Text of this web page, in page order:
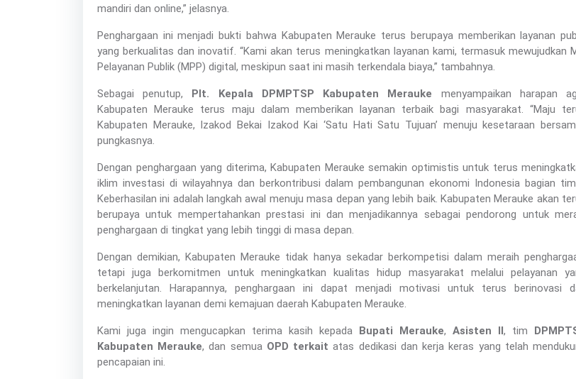
mandiri dan online,” jelasnya.
Penghargaan ini menjadi bukti bahwa Kabupaten Merauke terus berupaya memberikan layanan
yang berkualitas dan inovatif. “Kami akan terus meningkatkan layanan kami, termasuk mewujudkan
Pelayanan Publik (MPP) digital, meskipun saat ini masih terkendala biaya,” tambahnya.
Sebagai penutup, Plt. Kepala DPMPTSP Kabupaten Merauke menyampaikan harapan
Kabupaten Merauke terus maju dalam memberikan layanan terbaik bagi masyarakat. “Maju
Kabupaten Merauke, Izakod Bekai Izakod Kai ‘Satu Hati Satu Tujuan’ menuju kesetaraan
pungkasnya.
Dengan penghargaan yang diterima, Kabupaten Merauke semakin optimistis untuk terus
iklim investasi di wilayahnya dan berkontribusi dalam pembangunan ekonomi Indonesia bagian
Keberhasilan ini adalah langkah awal menuju masa depan yang lebih baik. Kabupaten Merauke akan
berupaya untuk mempertahankan prestasi ini dan menjadikannya sebagai pendorong untuk
penghargaan di tingkat yang lebih tinggi di masa depan.
Dengan demikian, Kabupaten Merauke tidak hanya sekadar berkompetisi dalam meraih
tetapi juga berkomitmen untuk meningkatkan kualitas hidup masyarakat melalui pelayanan
berkelanjutan. Harapannya, penghargaan ini dapat menjadi motivasi untuk terus berinovasi
meningkatkan layanan demi kemajuan daerah Kabupaten Merauke.
Kami juga ingin mengucapkan terima kasih kepada Bupati Merauke, Asisten II, tim
Kabupaten Merauke, dan semua OPD terkait atas dedikasi dan kerja keras yang telah
pencapaian ini.